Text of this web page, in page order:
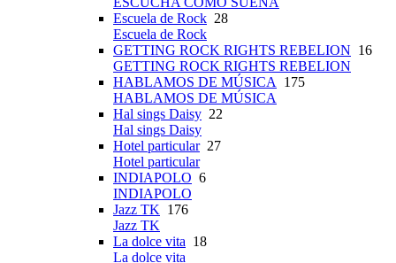
Escuela de Rock 28
Escuela de Rock
GETTING ROCK RIGHTS REBELION 16
GETTING ROCK RIGHTS REBELION
HABLAMOS DE MÚSICA
175
HABLAMOS DE MÚSICA
Hal sings Daisy 22
Hal sings Daisy
Hotel particular27
Hotel particular
INDIAPOLO 6
INDIAPOLO
Jazz TK 176
Jazz TK
La dolce vita 18
La dolce vita